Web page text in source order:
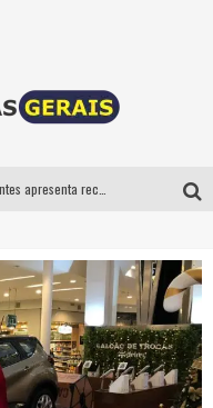
Projeta Cultura abre inscrições gratuitas em São João del-Rei para oficinas de elaboração de projetos culturais e inteligência artificial